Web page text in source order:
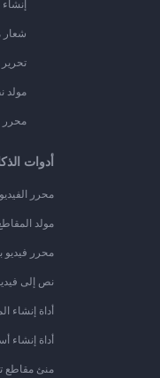
شعار
تحرير
مولد
محرر
أدوات
محرر
مولد
محرر فيديو
نص إلى
أداة إنشاء
أداة إنشاء
منئ مقاطع